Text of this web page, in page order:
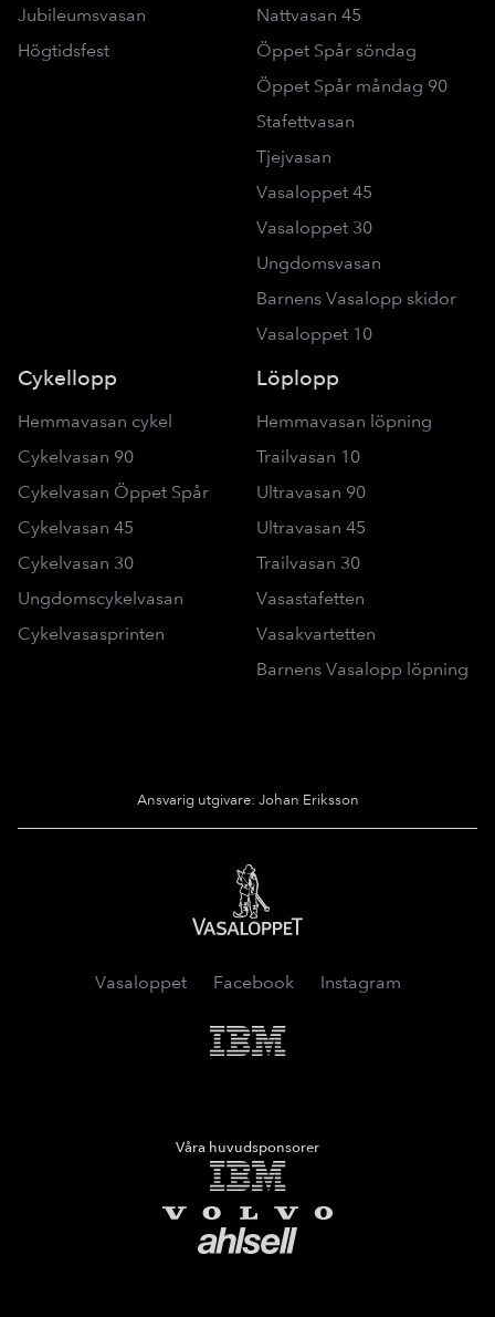
Jubileumsvasan
Högtidsfest
Nattvasan 45
Öppet Spår söndag
Öppet Spår måndag 90
Stafettvasan
Tjejvasan
Vasaloppet 45
Vasaloppet 30
Ungdomsvasan
Barnens Vasalopp skidor
Vasaloppet 10
Cykellopp
Hemmavasan cykel
Cykelvasan 90
Cykelvasan Öppet Spår
Cykelvasan 45
Cykelvasan 30
Ungdomscykelvasan
Cykelvasasprinten
Löplopp
Hemmavasan löpning
Trailvasan 10
Ultravasan 90
Ultravasan 45
Trailvasan 30
Vasastafetten
Vasakvartetten
Barnens Vasalopp löpning
Ansvarig utgivare: Johan Eriksson
Vasaloppet
Vasaloppet Facebook Instagram
IMB
Våra huvudsponsorer
IMB
Volvo
Ahlsell